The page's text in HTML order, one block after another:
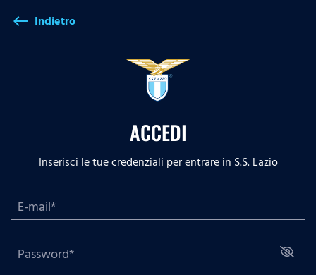
west Indietro
ACCEDI
Inserisci le tue credenziali per entrare in S.S. Lazio